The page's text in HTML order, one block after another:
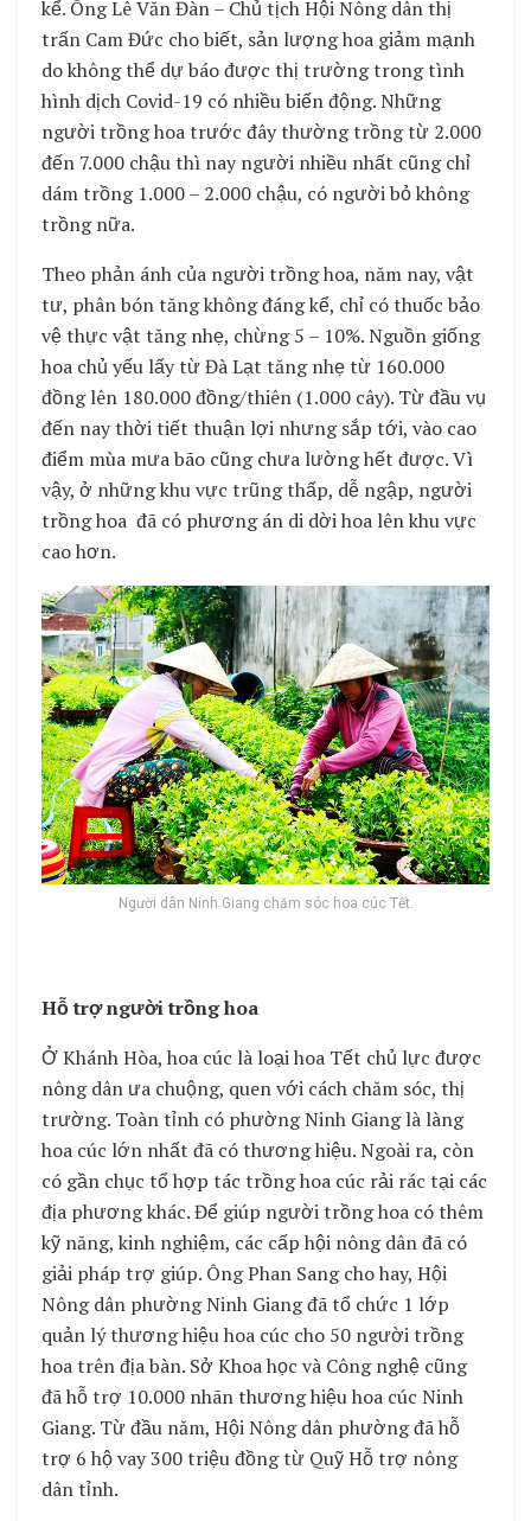
kể. Ông Lê Văn Đàn – Chủ tịch Hội Nông dân thị
trấn Cam Đức cho biết, sản lượng hoa giảm mạnh
do không thể dự báo được thị trường trong tình
hình dịch Covid-19 có nhiều biến động. Những
người trồng hoa trước đây thường trồng từ 2.000
đến 7.000 chậu thì nay người nhiều nhất cũng chỉ
dám trồng 1.000 – 2.000 chậu, có người bỏ không
trồng nữa.
Theo phản ánh của người trồng hoa, năm nay, vật
tư, phân bón tăng không đáng kể, chỉ có thuốc bảo
vệ thực vật tăng nhẹ, chừng 5 – 10%. Nguồn giống
hoa chủ yếu lấy từ Đà Lạt tăng nhẹ từ 160.000
đồng lên 180.000 đồng/thiên (1.000 cây). Từ đầu vụ
đến nay thời tiết thuận lợi nhưng sắp tới, vào cao
điểm mùa mưa bão cũng chưa lường hết được. Vì
vậy, ở những khu vực trũng thấp, dễ ngập, người
trồng hoa đã có phương án di dời hoa lên khu vực
cao hơn.
Người dân Ninh Giang chăm sóc hoa cúc Tết.
Hỗ trợ người trồng hoa
Ở Khánh Hòa, hoa cúc là loại hoa Tết chủ lực được
nông dân ưa chuộng, quen với cách chăm sóc, thị
trường. Toàn tỉnh có phường Ninh Giang là làng
hoa cúc lớn nhất đã có thương hiệu. Ngoài ra, còn
có gần chục tổ hợp tác trồng hoa cúc rải rác tại các
địa phương khác. Để giúp người trồng hoa có thêm
kỹ năng, kinh nghiệm, các cấp hội nông dân đã có
giải pháp trợ giúp. Ông Phan Sang cho hay, Hội
Nông dân phường Ninh Giang đã tổ chức 1 lớp
quản lý thương hiệu hoa cúc cho 50 người trồng
hoa trên địa bàn. Sở Khoa học và Công nghệ cũng
đã hỗ trợ 10.000 nhãn thương hiệu hoa cúc Ninh
Giang. Từ đầu năm, Hội Nông dân phường đã hỗ
trợ 6 hộ vay 300 triệu đồng từ Quỹ Hỗ trợ nông
dân tỉnh.